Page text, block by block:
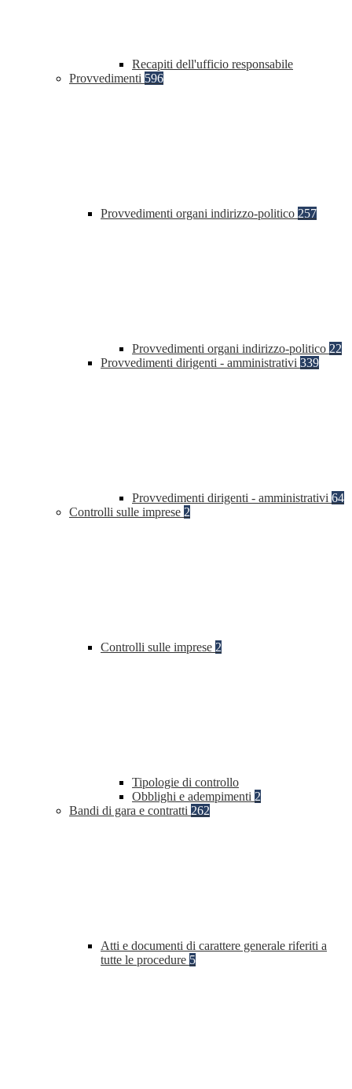
Recapiti dell'ufficio responsabile
Provvedimenti 596
Provvedimenti organi indirizzo-politico 257
Provvedimenti organi indirizzo-politico 22
Provvedimenti dirigenti - amministrativi 339
Provvedimenti dirigenti - amministrativi 64
Controlli sulle imprese 2
Controlli sulle imprese 2
Tipologie di controllo
Obblighi e adempimenti 2
Bandi di gara e contratti 262
Atti e documenti di carattere generale riferiti a
tutte le procedure 5